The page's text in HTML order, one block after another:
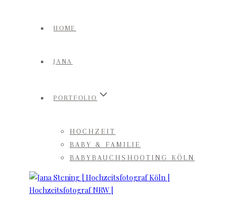
HOME
JANA
PORTFOLIO
HOCHZEIT
BABY & FAMILIE
BABYBAUCHSHOOTING KÖLN